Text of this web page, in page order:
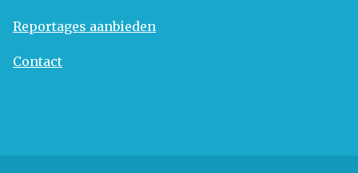
Reportages aanbieden
Contact